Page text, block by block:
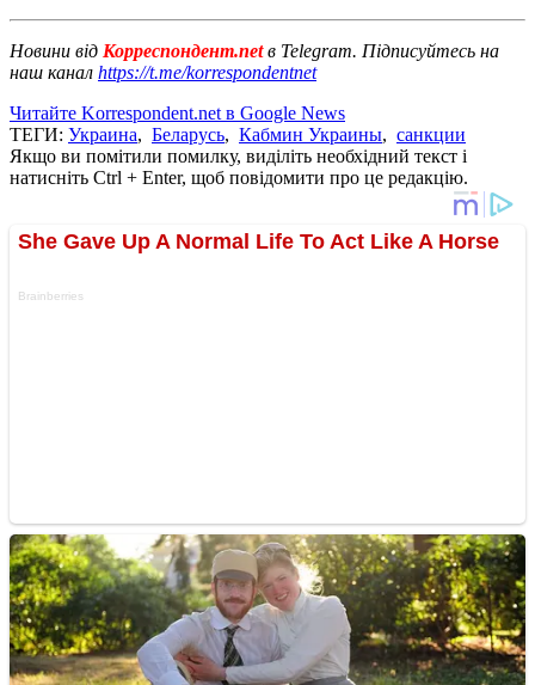
Новини від Корреспондент.netв Telegram. Підписуйтесь на
наш канал https://t.me/korrespondentnet
Читайте Korrespondent.net в Google News
ТЕГИ: Украина, Беларусь, Кабмин Украины, санкции
Якщо ви помітили помилку, виділіть необхідний текст і
натисніть Ctrl + Enter, щоб повідомити про це редакцію.